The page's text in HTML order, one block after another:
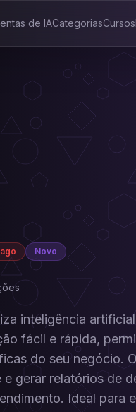
de IACategoriasCursos
Novo
inteligência
fácil e rápida,
do seu negócio.
gerar relatórios de
Ideal para